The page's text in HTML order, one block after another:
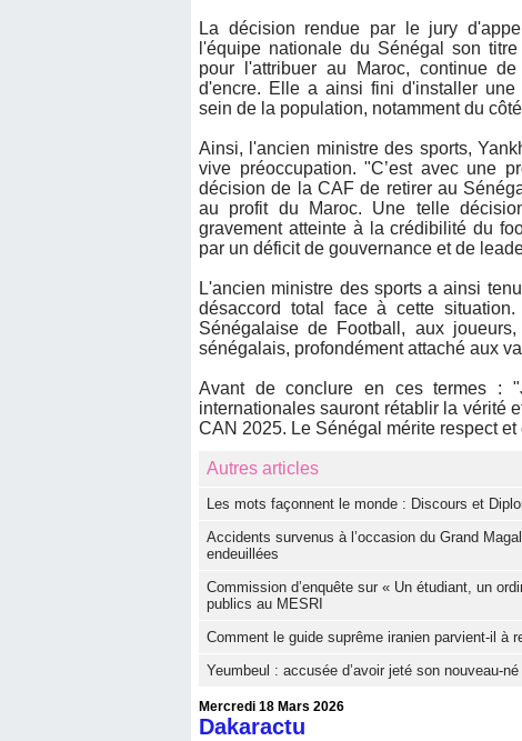
La décision rendue par le jury
l'équipe nationale du Sénégal son
pour l'attribuer au Maroc, continue
d'encre. Elle a ainsi fini d'installer une
sein de la population, notamment du
Ainsi, l'ancien ministre des sports,
vive préoccupation. "C’est avec une
décision de la CAF de retirer au
au profit du Maroc. Une telle
gravement atteinte à la crédibilité du
par un déficit de gouvernance et de
L'ancien ministre des sports a ainsi
désaccord total face à cette
Sénégalaise de Football, aux
sénégalais, profondément attaché aux
Avant de conclure en ces termes :
internationales sauront rétablir la vérité
CAN 2025. Le Sénégal mérite respect et
Autres articles
Les mots façonnent le monde : Discours et
Accidents survenus à l’occasion du Grand
endeuillées
Commission d’enquête sur « Un étudiant, un
publics au MESRI
Comment le guide suprême iranien parvient-il à
Yeumbeul : accusée d’avoir jeté son nouveau-
Mercredi 18 Mars 2026
Dakaractu